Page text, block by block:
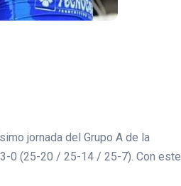
jornada del Grupo A de la
0 (25-20 / 25-14 / 25-7). Con este